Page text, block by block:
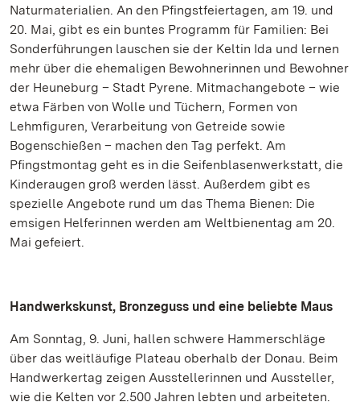
Naturmaterialien. An den Pfingstfeiertagen, am 19. und
20. Mai, gibt es ein buntes Programm für Familien: Bei
Sonderführungen lauschen sie der Keltin Ida und lernen
mehr über die ehemaligen Bewohnerinnen und Bewohner
der Heuneburg – Stadt Pyrene. Mitmachangebote – wie
etwa Färben von Wolle und Tüchern, Formen von
Lehmfiguren, Verarbeitung von Getreide sowie
Bogenschießen – machen den Tag perfekt. Am
Pfingstmontag geht es in die Seifenblasenwerkstatt, die
Kinderaugen groß werden lässt. Außerdem gibt es
spezielle Angebote rund um das Thema Bienen: Die
emsigen Helferinnen werden am Weltbienentag am 20.
Mai gefeiert.
Handwerkskunst, Bronzeguss und eine beliebte Maus
Am Sonntag, 9. Juni, hallen schwere Hammerschläge
über das weitläufige Plateau oberhalb der Donau. Beim
Handwerkertag zeigen Ausstellerinnen und Aussteller,
wie die Kelten vor 2.500 Jahren lebten und arbeiteten.